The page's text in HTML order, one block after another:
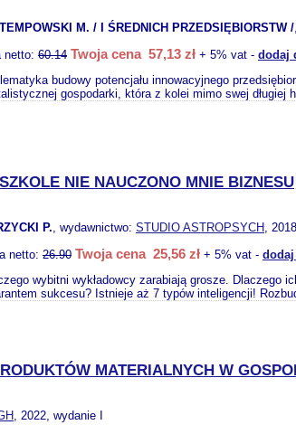
M. / I ŚREDNICH PRZEDSIĘBIORSTW /
netto: 60.14 Twoja cena 57,13 zł + 5% vat - dodaj
budowy potencjału innowacyjnego
gospodarki, która z kolei mimo swej długiej
NIE NAUCZONO MNIE BIZNESU
P., wydawnictwo: STUDIO ASTROPSYCH,
netto: 26.90 Twoja cena 25,56 zł + 5% vat -
wybitni wykładowcy zarabiają grosze. Dlaczego
sukcesu? Istnieje aż 7 typów inteligencji!
MATERIALNYCH W
, 2022, wydanie I